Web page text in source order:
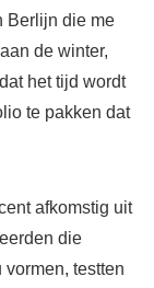
Berlijn die me
de winter,
het tijd wordt
te pakken dat
afkomstig uit
die
testten